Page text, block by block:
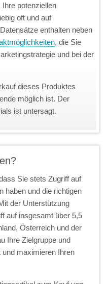
Ihre potenziellen
oft und auf
enthalten neben
, die Sie
und bei der
dieses Produktes
möglich ist. Der
ist untersagt.
Sie stets Zugriff auf
haben und die richtigen
der Unterstützung
auf insgesamt über 5,5
Österreich und der
Ihre Zielgruppe und
maximieren Ihren